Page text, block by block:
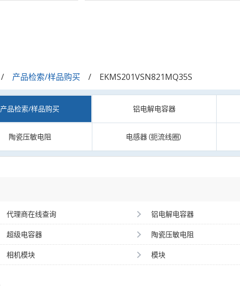
产品检索/样品购买 EKMS201VSN821MQ35S
产品检索/样品购买 铝电解电容器
陶瓷压敏电阻 电感器（扼流线圈）
代理商在线查询 铝电解电容器
超级电容器 陶瓷压敏电阻
相机模块 模块